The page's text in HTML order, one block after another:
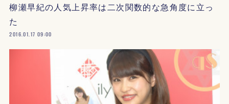
柳瀬早紀の人気上昇率は二次関数的な急角度に立っ
た
2016.01.17 09:00